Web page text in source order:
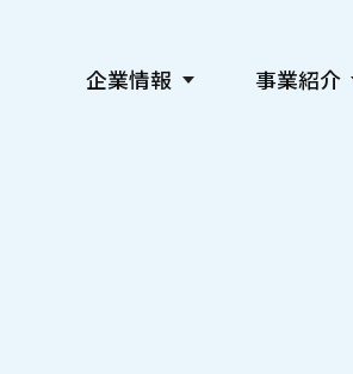
企業情報 事業紹介